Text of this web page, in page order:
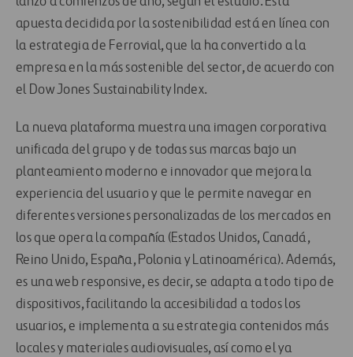
apuesta decidida por la sostenibilidad está en línea con
la estrategia de Ferrovial, que la ha convertido a la
empresa en la más sostenible del sector, de acuerdo con
el Dow Jones Sustainability Index.
La nueva plataforma muestra una imagen corporativa
unificada del grupo y de todas sus marcas bajo un
planteamiento moderno e innovador que mejora la
experiencia del usuario y que le permite navegar en
diferentes versiones personalizadas de los mercados en
los que opera la compañía (Estados Unidos, Canadá,
Reino Unido, España, Polonia y Latinoamérica). Además,
es una web responsive, es decir, se adapta a todo tipo de
dispositivos, facilitando la accesibilidad a todos los
usuarios, e implementa a su estrategia contenidos más
locales y materiales audiovisuales, así como el ya